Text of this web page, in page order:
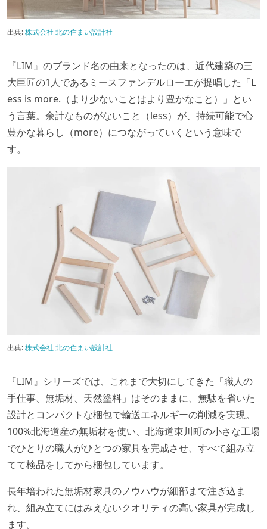
出典:株式会社 北の住まい設計社
『LIM』のブランド名の由来となったのは、近代建築の三
大巨匠の1人であるミースファンデルローエが提唱した「L
ess is more.（より少ないことはより豊かなこと）」とい
う言葉。余計なものがないこと（less）が、持続可能で心
豊かな暮らし（more）につながっていくという意味で
す。
出典:株式会社 北の住まい設計社
『LIM』シリーズでは、これまで大切にしてきた「職人の
手仕事、無垢材、天然塗料」はそのままに、無駄を省いた
設計とコンパクトな梱包で輸送エネルギーの削減を実現。
100%北海道産の無垢材を使い、北海道東川町の小さな工場
でひとりの職人がひとつの家具を完成させ、すべて組み立
てて検品をしてから梱包しています。
長年培われた無垢材家具のノウハウが細部まで注ぎ込ま
れ、組み立てにはみえないクオリティの高い家具が完成し
ます。